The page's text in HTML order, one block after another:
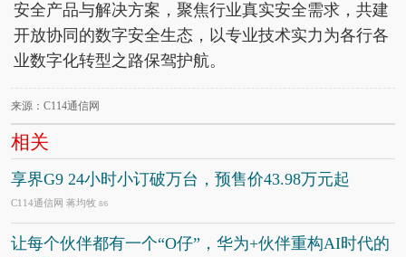
安全产品与解决方案，聚焦行业真实安全需求，共建
开放协同的数字安全生态，以专业技术实力为各行各
业数字化转型之路保驾护航。
来源：C114通信网
相关
享界G9 24小时小订破万台，预售价43.98万元起
C114通信网 蒋均牧 8/6
让每个伙伴都有一个“O仔”，华为+伙伴重构AI时代的